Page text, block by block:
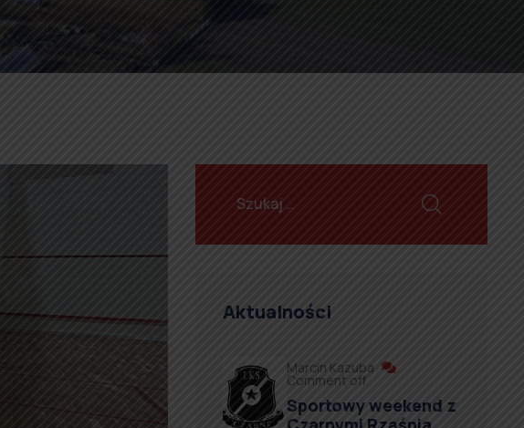
Aktualności
Marcin Kazuba
Comment off
Sportowy weekend z